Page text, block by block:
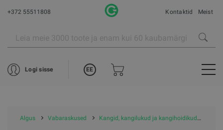
+372 55511808 Kontaktid Meist
Logi sisse EE
Algus Vabaraskused Kangid, kangilukud ja kangihoidikud